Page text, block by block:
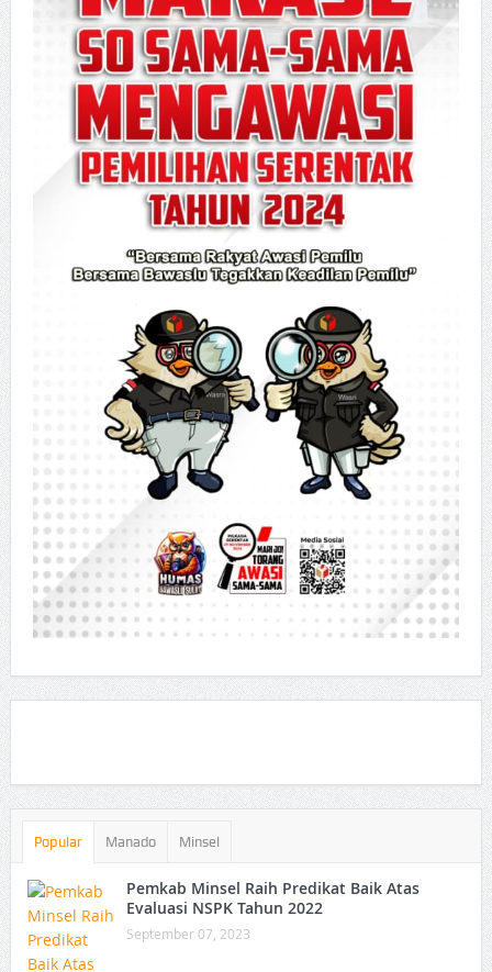
Popular Manado Minsel
Pemkab Minsel Raih Predikat Baik Atas
Evaluasi NSPK Tahun 2022
September 07, 2023